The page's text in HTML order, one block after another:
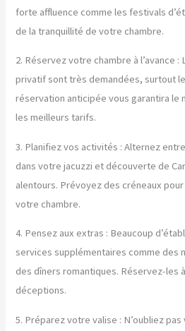
forte affluence comme les festivals
de la tranquillité de votre chambre.
2. Réservez votre chambre à l’avance
privatif sont très demandées, surtout
réservation anticipée vous garantira le
les meilleurs tarifs.
3. Planifiez vos activités : Alternez
dans votre jacuzzi et découverte de
alentours. Prévoyez des créneaux
votre chambre.
4. Pensez aux extras : Beaucoup
services supplémentaires comme des
des dîners romantiques. Réservez-les
déceptions.
5. Préparez votre valise : N’oubliez